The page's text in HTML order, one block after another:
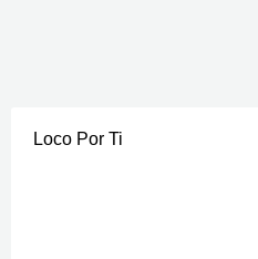
Loco Por Ti